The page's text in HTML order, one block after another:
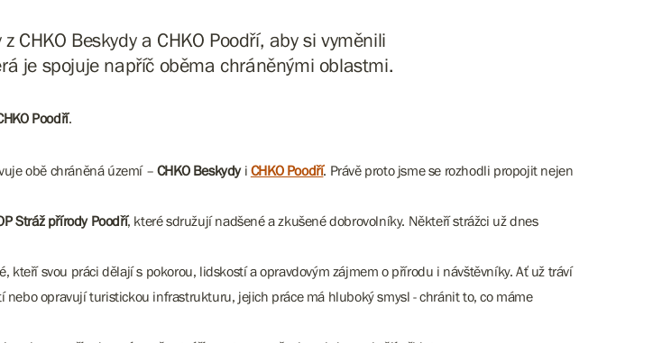
CHKO Beskydy a CHKO Poodří, aby si vyměnili
je spojuje napříč oběma chráněnými oblastmi.
Poodří.
obě chráněná území – CHKO Beskydyi CHKO Poodří. Právě proto jsme se rozhodli propojit nejen
Stráž přírody Poodří, které sdružují nadšené a zkušené dobrovolníky. Někteří strážci už dnes
kteří svou práci dělají s pokorou, lidskostí a opravdovým zájmem o přírodu i návštěvníky. Ať už tráví
opravují turistickou infrastrukturu, jejich práce má hluboký smysl - chránit to, co máme